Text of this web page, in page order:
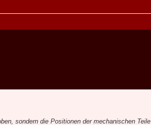
sondern die Positionen der mechanischen